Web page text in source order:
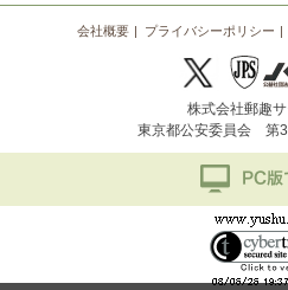
会社概要 プライバシーポリシー
株式会社郵趣
東京都公安委員会 第